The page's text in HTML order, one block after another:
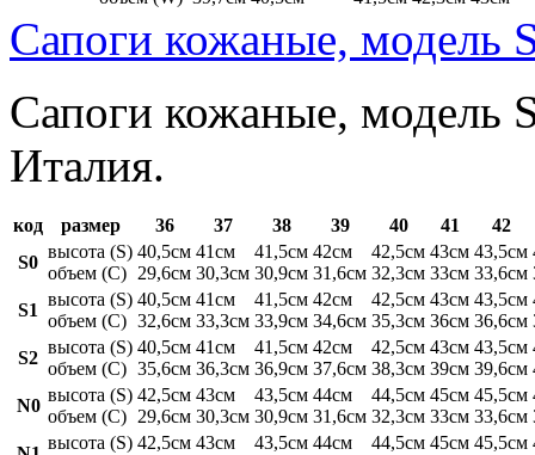
Сапоги кожаные, модель
Сапоги кожаные, модель
Италия.
код размер 36 37 38 39 40 41
42
S0
высота (S)
объем (C)
40,5см
29,6см
41см
30,3см
41,5см
30,9см
42см
31,6см
42,5см
32,3см
43см
33см
43,5см
33,6см
S1
высота (S)
объем (C)
40,5см
32,6см
41см
33,3см
41,5см
33,9см
42см
34,6см
42,5см
35,3см
43см
36см
43,5см
36,6см
S2
высота (S)
объем (C)
40,5см
35,6см
41см
36,3см
41,5см
36,9см
42см
37,6см
42,5см
38,3см
43см
39см
43,5см
39,6см
N0
высота (S)
объем (C)
42,5см
29,6см
43см
30,3см
43,5см
30,9см
44см
31,6см
44,5см
32,3см
45см
33см
45,5см
33,6см
высота (S) 42,5см 43см
43,5см 44см
44,5см 45см 45,5см